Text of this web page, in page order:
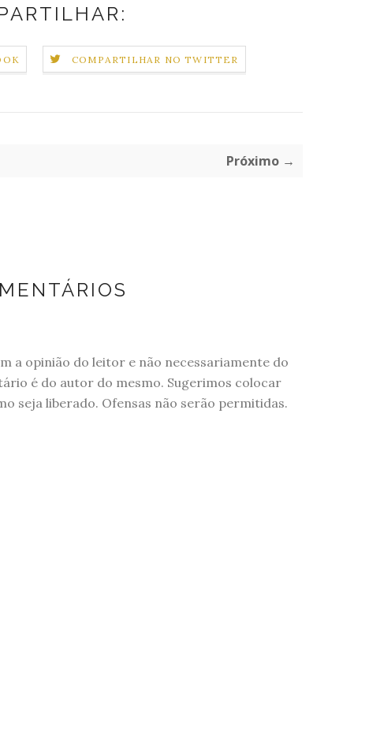
COMPARTILHAR NO TWITTER
Próximo →
a opinião do leitor e não necessariamente do
é do autor do mesmo. Sugerimos colocar
seja liberado. Ofensas não serão permitidas.